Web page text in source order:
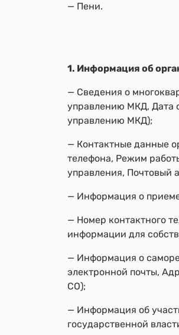
— Пени.
1. Информация об
— Сведения о
управлению МКД, Дата
управлению МКД);
— Контактные данные
телефона, Режим
управления, Почтовый
— Информация о
— Номер контактного
информации для
— Информация о
электронной почты,
СО);
— Информация об
государственной